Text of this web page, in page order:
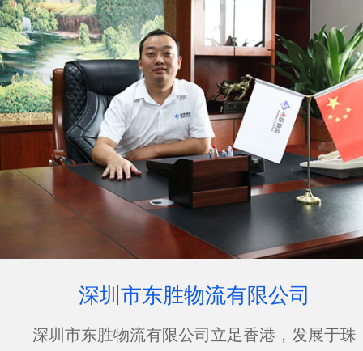
深圳市东胜物流有限公司
深圳市东胜物流有限公司立足香港，发展于珠